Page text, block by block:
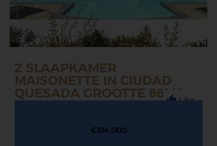
2 SLAAPKAMER
MAISONETTE IN CIUDAD
QUESADA GROOTTE 86M2Like
€314.000